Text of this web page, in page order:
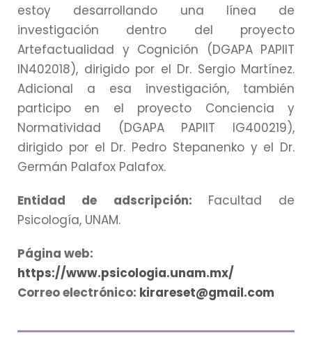
estoy desarrollando una línea de
investigación dentro del proyecto
Artefactualidad y Cognición (DGAPA PAPIIT
IN402018), dirigido por el Dr. Sergio Martínez.
Adicional a esa investigación, también
participo en el proyecto Conciencia y
Normatividad (DGAPA PAPIIT IG400219),
dirigido por el Dr. Pedro Stepanenko y el Dr.
Germán Palafox Palafox.
Entidad de adscripción: Facultad de
Psicología, UNAM.
Página web:
https://www.psicologia.unam.mx/
Correo electrónico: kirareset@gmail.com